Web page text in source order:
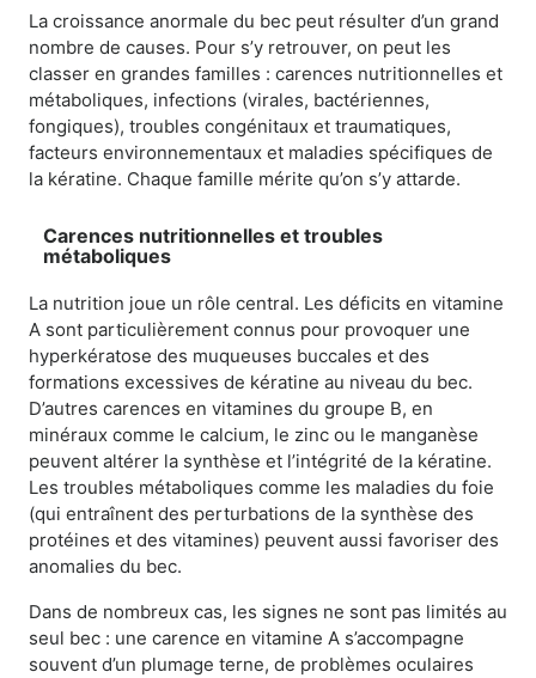
La croissance anormale du bec peut résulter d’un grand
nombre de causes. Pour s’y retrouver, on peut les
classer en grandes familles : carences nutritionnelles et
métaboliques, infections (virales, bactériennes,
fongiques), troubles congénitaux et traumatiques,
facteurs environnementaux et maladies spécifiques de
la kératine. Chaque famille mérite qu’on s’y attarde.
Carences nutritionnelles et troubles
métaboliques
La nutrition joue un rôle central. Les déficits en vitamine
A sont particulièrement connus pour provoquer une
hyperkératose des muqueuses buccales et des
formations excessives de kératine au niveau du bec.
D’autres carences en vitamines du groupe B, en
minéraux comme le calcium, le zinc ou le manganèse
peuvent altérer la synthèse et l’intégrité de la kératine.
Les troubles métaboliques comme les maladies du foie
(qui entraînent des perturbations de la synthèse des
protéines et des vitamines) peuvent aussi favoriser des
anomalies du bec.
Dans de nombreux cas, les signes ne sont pas limités au
seul bec : une carence en vitamine A s’accompagne
souvent d’un plumage terne, de problèmes oculaires